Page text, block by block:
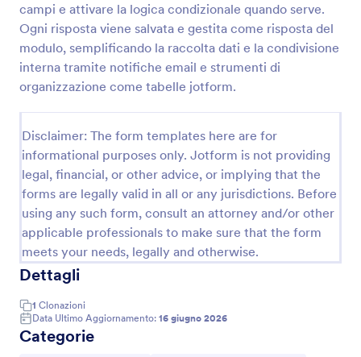
campi e attivare la logica condizionale quando serve.
Ogni risposta viene salvata e gestita come risposta del
modulo, semplificando la raccolta dati e la condivisione
interna tramite notifiche email e strumenti di
organizzazione come tabelle jotform.
Disclaimer: The form templates here are for
informational purposes only. Jotform is not providing
legal, financial, or other advice, or implying that the
forms are legally valid in all or any jurisdictions. Before
using any such form, consult an attorney and/or other
applicable professionals to make sure that the form
meets your needs, legally and otherwise.
Dettagli
1 Clonazioni
Data Ultimo Aggiornamento: 16 giugno 2026
Categorie
Iscrizione Al Corso
Raccogli iscrizioni a corsi e attività con il Modulo di
registrazione al corso, utile per scuole, enti formativi
e organizzatori che gestiscono preferenze di
partecipazione e periodi, migliorando la raccolta dati
e ogni invio del modulo.
Moduli di Registrazione
Usa Template
Anteprima